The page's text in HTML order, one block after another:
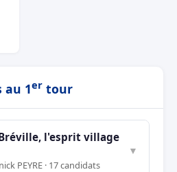
au 1er tour
l'esprit village
PEYRE · 17 candidats
▼